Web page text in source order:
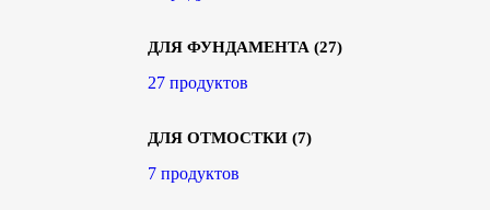
ДЛЯ ФУНДАМЕНТА (27)
27 продуктов
ДЛЯ ОТМОСТКИ (7)
7 продуктов